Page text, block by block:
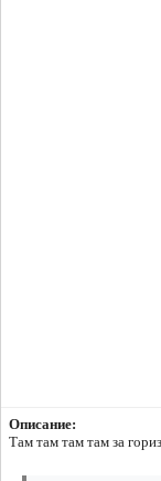
Описание:
Там там там там за